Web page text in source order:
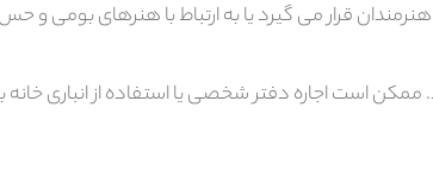
قرار می گیرد یا به ارتباط با هنرهای بومی و
است اجاره دفتر شخصی یا استفاده از انباری